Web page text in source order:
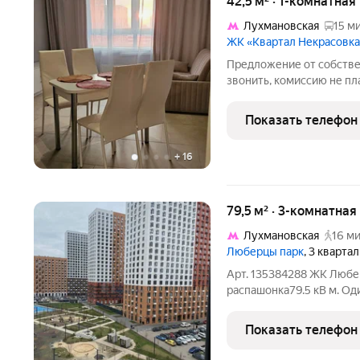
+ 16
Лухмановская
15
ЖК «Квартал
Предложение от
звонить, комиссию не
планировка
+ класса, монолит
Показать телефон
79,5 м² · 3-
Лухмановская
16
Люберцы парк, 3
Арт. 135384288 ЖК
распашонка79.5 кВ м.
Закрытая территория
качелями и
Показать телефон